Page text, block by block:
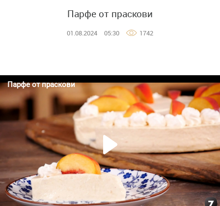
Парфе от праскови
01.08.2024 05:30 1742